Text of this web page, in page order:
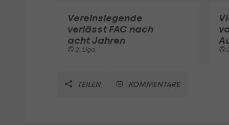
Vereinslegende
verlässt FAC nach
acht Jahren
2. Liga
TEILEN KOMMENTARE